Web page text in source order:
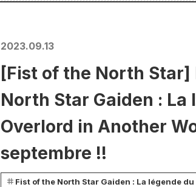
2023.09.13
[Fist of the North
North Star Gaiden :
Overlord in Another
septembre !!
Fist of the North Star Gaiden : La légende